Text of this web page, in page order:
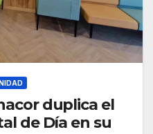
duplica el
de Día en su